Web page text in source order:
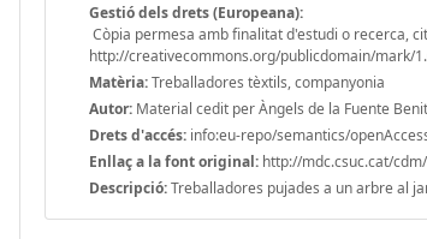
Gestió dels drets (Europeana):
Còpia permesa amb finalitat d'estudi o recerca,
http://creativecommons.org/publicdomain/mark/
Matèria:Treballadores tèxtils, companyonia
Autor: Material cedit per Àngels de la Fuente
Drets d'accés: info:eu-repo/semantics/
Enllaç a la font original: http://mdc.csuc.cat/
Descripció:Treballadores pujades a un arbre al